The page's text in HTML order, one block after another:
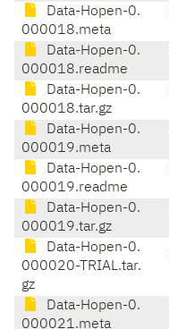
Data-Hopen-0.
000018.meta
Data-Hopen-0.
000018.readme
Data-Hopen-0.
000018.tar.gz
Data-Hopen-0.
000019.meta
Data-Hopen-0.
000019.readme
Data-Hopen-0.
000019.tar.gz
Data-Hopen-0.
000020-TRIAL.tar.
gz
Data-Hopen-0.
000021.meta